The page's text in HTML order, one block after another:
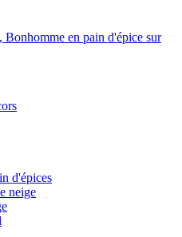
Bonhomme en pain d'épice sur
d'épices
neige